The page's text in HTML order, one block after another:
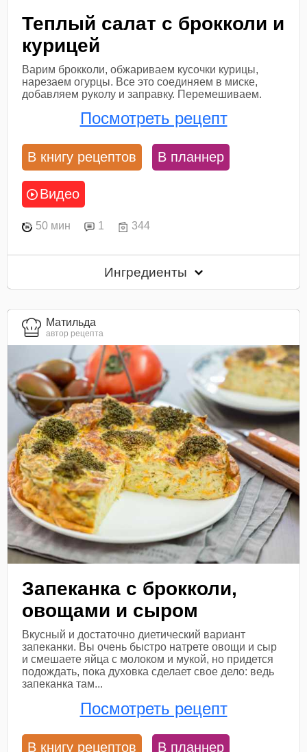
Теплый салат с брокколи и
курицей
Варим брокколи, обжариваем кусочки курицы,
нарезаем огурцы. Все это соединяем в миске,
добавляем руколу и заправку. Перемешиваем.
Посмотреть рецепт
В книгу рецептов В планнер
Видео
50 мин 1 344
Ингредиенты
Матильда
автор рецепта
Запеканка с брокколи,
овощами и сыром
Вкусный и достаточно диетический вариант
запеканки. Вы очень быстро натрете овощи и сыр
и смешаете яйца с молоком и мукой, но придется
подождать, пока духовка сделает свое дело: ведь
запеканка там...
Посмотреть рецепт
В книгу рецептов В планнер